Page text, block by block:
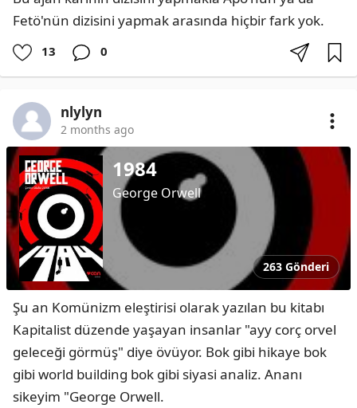
Fetö'nün dizisini yapmak arasında hiçbir fark yok.
13 0
nlylyn
2 months ago
1984
George Orwell
263 Gönderi
Şu an Komünizm eleştirisi olarak yazılan bu kitabı
Kapitalist düzende yaşayan insanlar "ayy corç orvel
geleceği görmüş" diye övüyor. Bok gibi hikaye bok
gibi world building bok gibi siyasi analiz. Ananı
sikeyim "George Orwell.